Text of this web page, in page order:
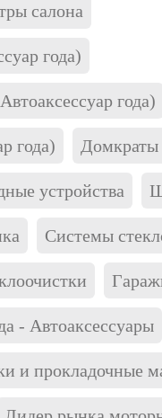
салона
года)
года)
года) Домкраты
устройства
Системы
- Автоаксессуары
и прокладочные